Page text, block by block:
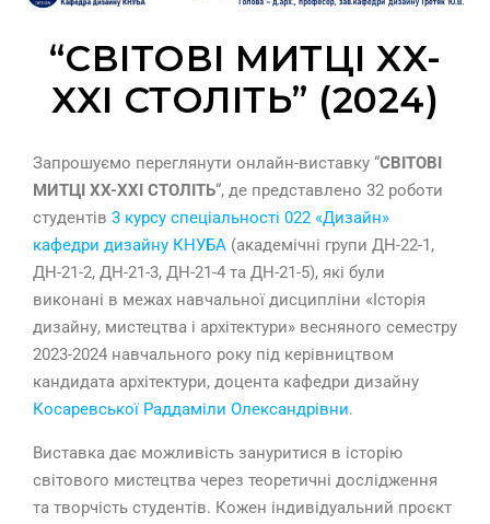
“СВІТОВІ МИТЦІ XX-
XXI СТОЛІТЬ” (2024)
Запрошуємо переглянути онлайн-виставку “СВІТОВІ
МИТЦІ XX-XXI СТОЛІТЬ“, де представлено 32 роботи
студентів 3 курсу спеціальності 022 «Дизайн»
кафедри дизайну КНУБА (академічні групи ДН-22-1,
ДН-21-2, ДН-21-3, ДН-21-4 та ДН-21-5), які були
виконані в межах навчальної дисципліни «Історія
дизайну, мистецтва і архітектури» весняного семестру
2023-2024 навчального року під керівництвом
кандидата архітектури, доцента кафедри дизайну
Косаревської Раддаміли Олександрівни.
Виставка дає можливість зануритися в історію
світового мистецтва через теоретичні дослідження
та творчість студентів. Кожен індивідуальний проєкт